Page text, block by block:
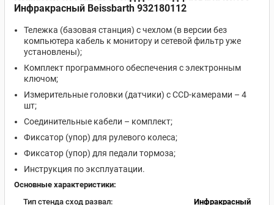
Инфракрасный Beissbarth 932180112
Тележка (базовая станция) с чехлом (в версии без
компьютера кабель к монитору и сетевой фильтр уже
установлены);
Комплект программного обеспечения с электронным
ключом;
Измерительные головки (датчики) с CCD-камерами – 4
шт;
Соединительные кабели – комплект;
Фиксатор (упор) для рулевого колеса;
Фиксатор (упор) для педали тормоза;
Инструкция по эксплуатации.
Основные характеристики:
Тип стенда сход развал:
Инфракрасный